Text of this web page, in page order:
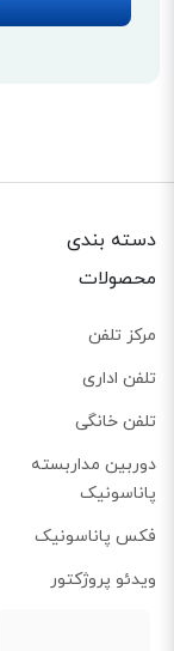
دسته بندی
محصولات
مرکز تلفن
تلفن اداری
تلفن خانگی
دوربین مداربسته
پاناسونیک
فکس پاناسونیک
ویدئو پروژکتور